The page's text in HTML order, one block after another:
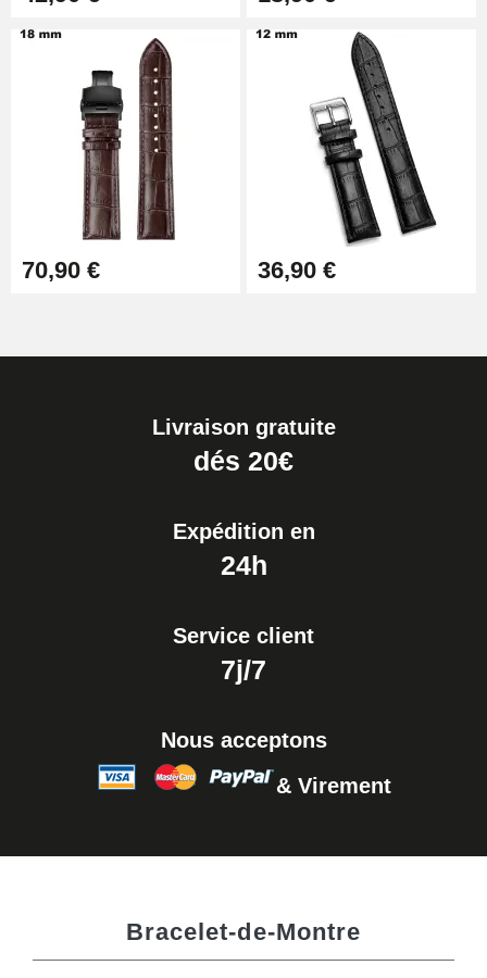
70,90 € 36,90 €
Livraison gratuite
dés 20€
Expédition en
24h
Service client
7j/7
Nous acceptons
& Virement
Bracelet-de-Montre